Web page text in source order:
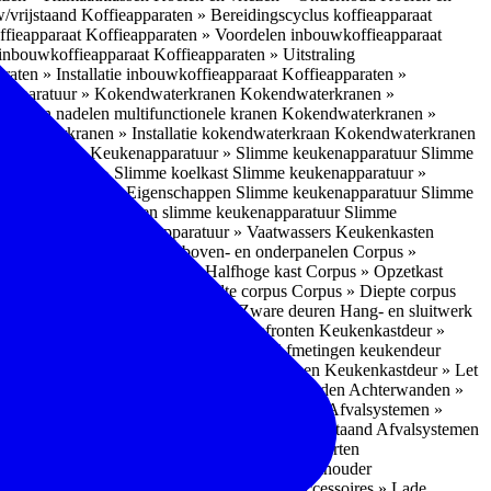
vrijstaand Koffieapparaten » Bereidingscyclus koffieapparaat
Koffieapparaten » Voordelen inbouwkoffieapparaat
Koffieapparaten » Uitstraling
» Installatie inbouwkoffieapparaat Koffieapparaten »
» Kokendwaterkranen Kokendwaterkranen »
en nadelen multifunctionele kranen Kokendwaterkranen »
» Installatie kokendwaterkraan Kokendwaterkranen
» OvensKeukenapparatuur » Slimme keukenapparatuur Slimme
» Slimme koelkast Slimme keukenapparatuur »
» Eigenschappen Slimme keukenapparatuur Slimme
» Nadelen slimme keukenapparatuur Slimme
Keukenapparatuur » Vaatwassers Keukenkasten
Corpus » Buitenkant zij-, boven- en onderpanelen Corpus »
Corpus » Halfhoge kast Corpus » Opzetkast
Corpus » Breedte corpus Corpus » Diepte corpus
Hang- en sluitwerk » Zware deuren Hang- en sluitwerk
» Soorten deur- en ladefronten Keukenkastdeur »
Keukenkastdeur » Afmetingen keukendeur
Keukenkastdeur » Deurgrepen Keukenkastdeur » Let
Achterwanden » Nadelen achterwanden Achterwanden »
Afvalsystemen »
Afvalsystemen » Vrijstaand Afvalsystemen
Inbouwaccessoires » Soorten
Inbouwaccessoires » Handdoekhouder